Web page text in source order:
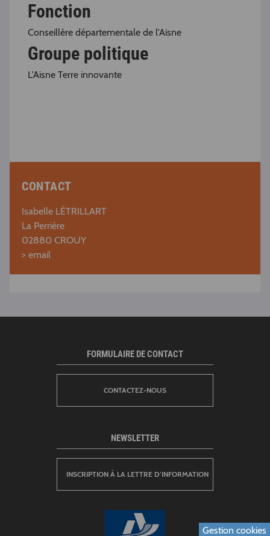
Fonction
Conseillère départementale de l'Aisne
Groupe politique
L'Aisne Terre innovante
CONTACT
Isabelle LÉTRILLART
La Perrière
02880 CROUY
> email
FORMULAIRE DE CONTACT
CONTACTEZ-NOUS
NEWSLETTER
INSCRIPTION À LA LETTRE D’INFORMATION
Gestion cookies